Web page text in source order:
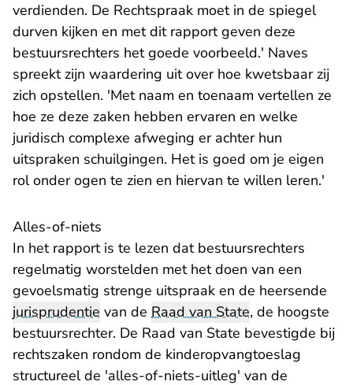
verdienden. De Rechtspraak moet in de spiegel
durven kijken en met dit rapport geven deze
bestuursrechters het goede voorbeeld.' Naves
spreekt zijn waardering uit over hoe kwetsbaar zij
zich opstellen. 'Met naam en toenaam vertellen ze
hoe ze deze zaken hebben ervaren en welke
juridisch complexe afweging er achter hun
uitspraken schuilgingen. Het is goed om je eigen
rol onder ogen te zien en hiervan te willen leren.'
Alles-of-niets
In het rapport is te lezen dat bestuursrechters
regelmatig worstelden met het doen van een
gevoelsmatig strenge uitspraak en de heersende
jurisprudentie van de Raad van State, de hoogste
bestuursrechter. De Raad van State bevestigde bij
rechtszaken rondom de kinderopvangtoeslag
structureel de 'alles-of-niets-uitleg' van de